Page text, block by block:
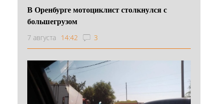
В Оренбурге мотоциклист столкнулся с
большегрузом
7 августа 14:42 3